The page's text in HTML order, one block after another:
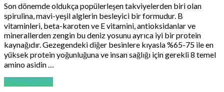
Son dönemde oldukça popülerleşen takviyelerden biri olan
spirulina, mavi-yeşil alglerin besleyici bir formudur. B
vitaminleri, beta-karoten ve E vitamini, antioksidanlar ve
minerallerden zengin bu deniz yosunu ayrıca iyi bir protein
kaynağıdır. Gezegendeki diğer besinlere kıyasla %65-75 ile en
yüksek protein yoğunluğuna ve insan sağlığı için gerekli 8 temel
amino asidin …
Devamını Oku